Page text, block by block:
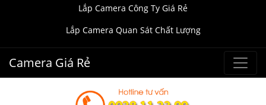
Lắp Camera Công Ty Giá Rẻ
Lắp Camera Quan Sát Chất Lượng
Camera Giá Rẻ